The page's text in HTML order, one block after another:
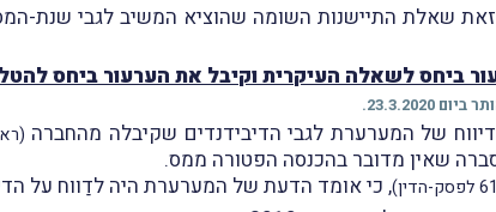
ביחס לשאלה העיקרית וקיבל את הערעור ביחס
של המערערת לגבי הדיבידנדים שקיבלה מהחברה
שאין מדובר בהכנסה הפטורה ממס.
, כי אומד הדעת של המערערת היה לדַווח על